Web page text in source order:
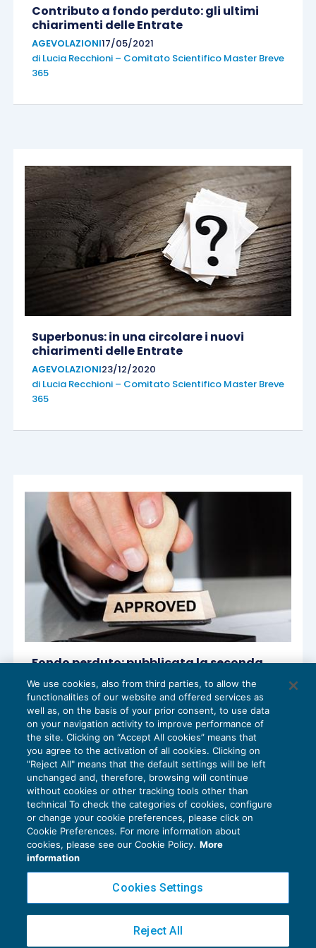
Contributo a fondo perduto: gli ultimi
chiarimenti delle Entrate
AGEVOLAZIONI17/05/2021
di Lucia Recchioni – Comitato Scientifico Master Breve
365
Superbonus: in una circolare i nuovi
chiarimenti delle Entrate
AGEVOLAZIONI23/12/2020
di Lucia Recchioni – Comitato Scientifico Master Breve
365
Fondo perduto: pubblicata la seconda
circolare delle Entrate
AGEVOLAZIONI 22/07/2020
diLucia Recchioni – Comitato Scientifico Master Breve
365
Privacy Policy
Cookie Policy
Copyright 2016 ©Gruppo Euroconference S.p.A.v2.32.4
Piazza Luigi Einaudi, 10N01 - 20124 Milano - info@ecnews.it
We use cookies, also from third parties, to allow the
functionalities of our website and offered services as
well as, on the basis of your prior consent, to use data
on your navigation activity to improve performance of
the site. Clicking on “Accept All cookies” means that
you agree to the activation of all cookies. Clicking on
"Reject All" means that the default settings will be left
unchanged and, therefore, browsing will continue
without cookies or other tracking tools other than
technical To check the categories of cookies, configure
or change your cookie preferences, please click on
Cookie Preferences. For more information about
cookies, please see our Cookie Policy. More
information
Cookies Settings
Reject All